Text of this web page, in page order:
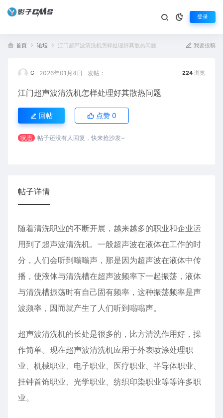
登录
首页 论坛 江门超声波清洗机怎样处理好其散热问题 我要投稿
G 2026年01月4日 发帖： 224 浏览
江门超声波清洗机怎样处理好其散热问题
回帖 点赞 0
状态 帖子还没有人回复，快来抢沙发~
帖子详情
随着清洗职业的不断开展，越来越多的职业和企业运
用到了超声波清洗机。一般超声波在液体在工作的时
分，人们会听到嗡嗡声，那是因为超声波在液体中传
播，使液体与清洗槽在超声波频率下一起振荡，液体
与清洗槽振荡时有自己固有频率，这种振荡频率是声
波频率，因而就产生了人们听到嗡嗡声。
超声波清洗机的长处是很多的，比方清洗作用好，操
作简单。现在超声波清洗机应用于外表喷涂处理职
业、机械职业、电子职业、医疗职业、半导体职业、
挂钟首饰职业、光学职业、纺织印染职业等等许多职
业。